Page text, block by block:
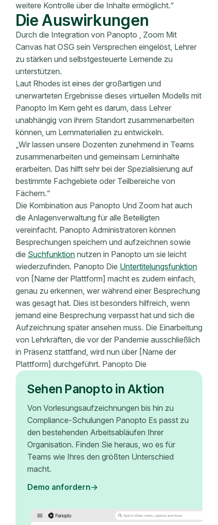
weitere Kontrolle über die Inhalte ermöglicht.“
Die Auswirkungen
Durch die Integration von Panopto , Zoom Mit
Canvas hat OSG sein Versprechen eingelöst, Lehrer
zu stärken und selbstgesteuerte Lernende zu
unterstützen.
Laut Rhodes ist eines der großartigen und
unerwarteten Ergebnisse dieses virtuellen Modells mit
Panopto Im Kern geht es darum, dass Lehrer
unabhängig von ihrem Standort zusammenarbeiten
können, um Lernmaterialien zu entwickeln.
„Wir lassen unsere Dozenten zunehmend in Teams
zusammenarbeiten und gemeinsam Lerninhalte
erarbeiten. Das hilft sehr bei der Spezialisierung auf
bestimmte Fachgebiete oder Teilbereiche von
Fächern.“
Die Kombination aus Panopto Und Zoom hat auch
die Anlagenverwaltung für alle Beteiligten
vereinfacht. Panopto Administratoren können
Besprechungen speichern und aufzeichnen sowie
die Suchfunktion nutzen in Panopto um sie leicht
wiederzufinden. Panopto Die Untertitelungsfunktion
von [Name der Plattform] macht es zudem einfach,
genau zu erkennen, wer während einer Besprechung
was gesagt hat. Dies ist besonders hilfreich, wenn
jemand eine Besprechung verpasst hat und sich die
Aufzeichnung später ansehen muss. Die Einarbeitung
von Lehrkräften, die vor der Pandemie ausschließlich
in Präsenz stattfand, wird nun über [Name der
Plattform] durchgeführt. Panopto Die
Sehen Panopto in Aktion
Von Vorlesungsaufzeichnungen bis hin zu
Compliance-Schulungen Panopto Es passt zu
den bestehenden Arbeitsabläufen Ihrer
Organisation. Finden Sie heraus, wo es für
Teams wie Ihres den größten Unterschied
macht.
Demo anfordern